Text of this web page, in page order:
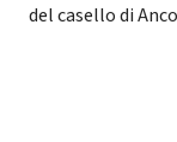
del casello di